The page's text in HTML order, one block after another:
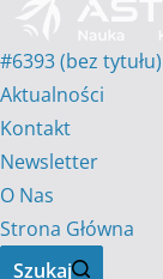
#6393 (bez tytułu)
Aktualności
Kontakt
Newsletter
O Nas
Strona Główna
Szukaj